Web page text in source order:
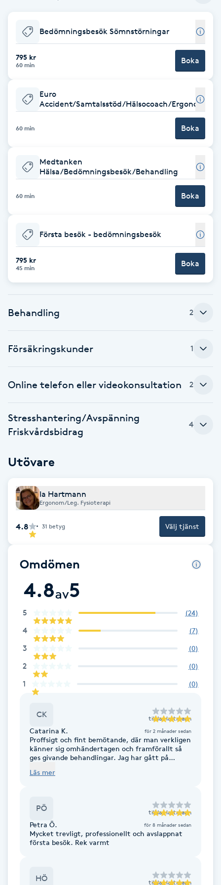
Balayage
Barber
Barnklippning
Bottenfärg
Brynformning
Brynfärgning
Brynplockning
Bröllopsuppsättning
Coachning
Color correction
D
Damklippning
Dermapen
Diamantslipning
Extensions borttagning
Eyeliner-tatuering
Faceliftmassage
Fet hårbotten
Fibromassage
Bedömningsbesök Sömnstörningar
795 kr
60 min Boka
Euro
Accident/Samtalsstöd/Hälsocoach/Ergonomi
60 min Boka
Medtanken
Hälsa/Bedömningsbesök/Behandling
60 min Boka
Första besök - bedömningsbesök
795 kr
45 min Boka
Behandling 2
Försäkringskunder 1
Online telefon eller videokonsultation 2
Stresshantering/Avspänning
Friskvårdsbidrag
4
Utövare
Ia Hartmann
Ergonom/Leg. Fysioterapi
4.8 31 betyg Välj tjänst
Omdömen
4.8av5
5 (24)
4 (7)
3 (0)
2 (0)
1 (0)
CK till Ia Hartmann
Catarina K. för 2 månader sedan
Proffsigt och fint bemötande, där man verkligen
känner sig omhändertagen och framförallt så
ges givande behandlingar. Jag har gått på
goda resultat. Kan starkt rekommendera ISEA!
Läs mer
PÖ till Ia Hartmann
Petra Ö. för 8 månader sedan
Mycket trevligt, professionellt och avslappnat
första besök. Rek varmt
HÖ till Ia Hartmann